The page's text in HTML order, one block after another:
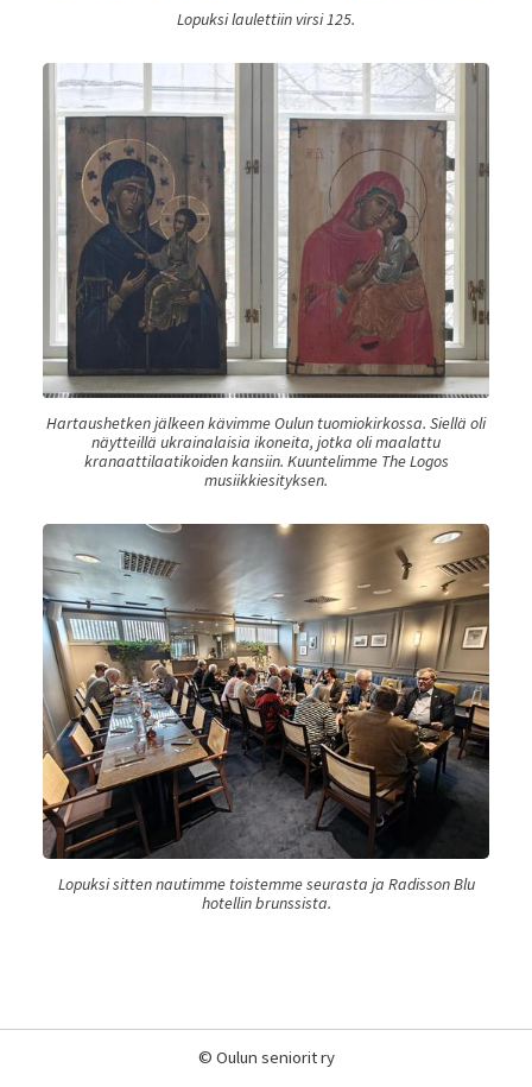
Lopuksi laulettiin virsi 125.
Hartaushetken jälkeen kävimme Oulun tuomiokirkossa. Siellä oli
näytteillä ukrainalaisia ikoneita, jotka oli maalattu
kranaattilaatikoiden kansiin. Kuuntelimme The Logos
musiikkiesityksen.
Lopuksi sitten nautimme toistemme seurasta ja Radisson Blu
hotellin brunssista.
© Oulun seniorit ry